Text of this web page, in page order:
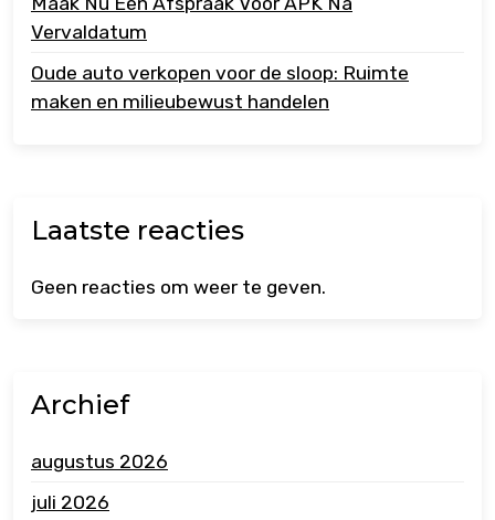
Vervaldatum
Oude auto verkopen voor de sloop: Ruimte
maken en milieubewust handelen
Laatste reacties
Geen reacties om weer te geven.
Archief
augustus 2026
juli 2026